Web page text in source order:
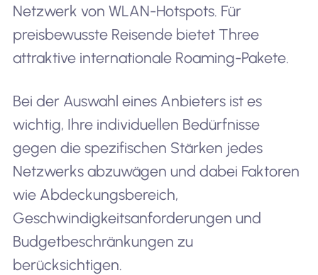
Netzwerk von WLAN-Hotspots. Für
preisbewusste Reisende bietet Three
attraktive internationale Roaming-Pakete.
Bei der Auswahl eines Anbieters ist es
wichtig, Ihre individuellen Bedürfnisse
gegen die spezifischen Stärken jedes
Netzwerks abzuwägen und dabei Faktoren
wie Abdeckungsbereich,
Geschwindigkeitsanforderungen und
Budgetbeschränkungen zu
berücksichtigen.